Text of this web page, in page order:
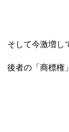
そして今激増し
後者の「商標権